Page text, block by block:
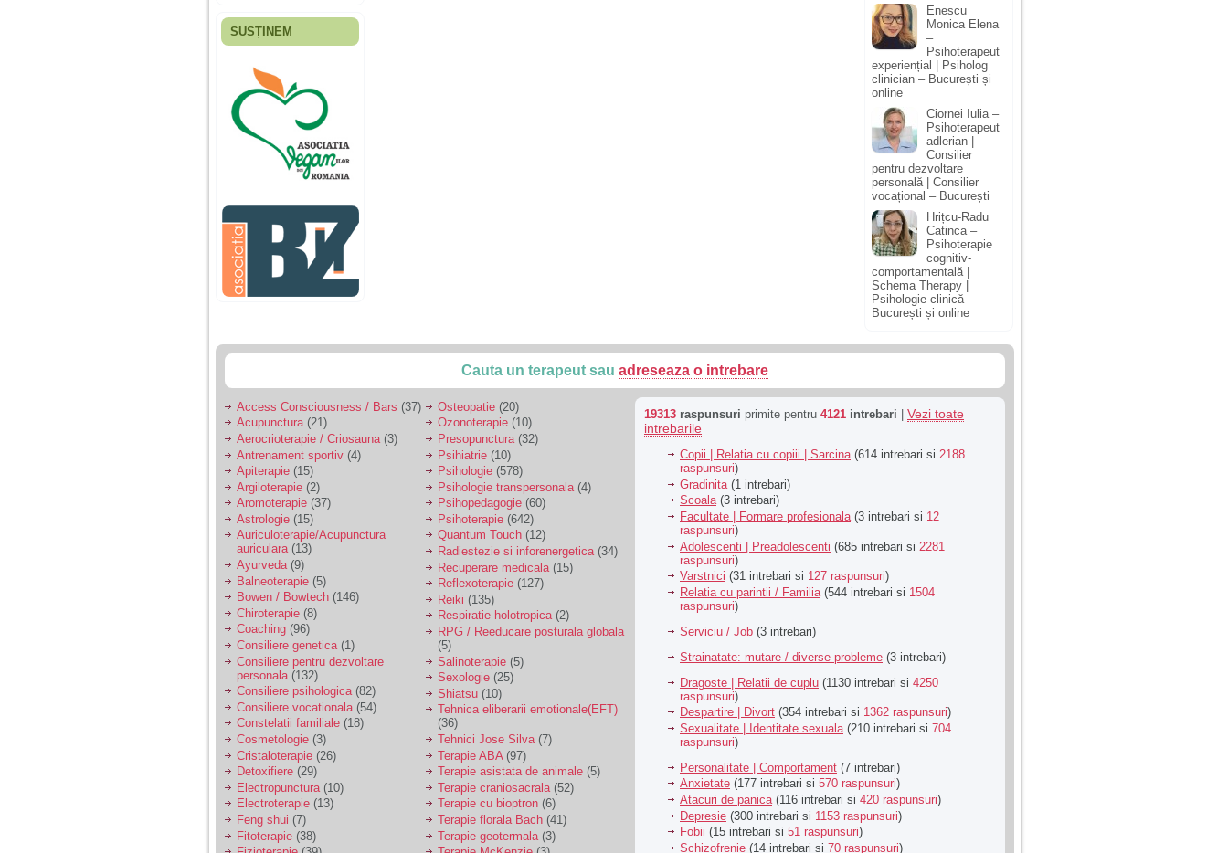
Fiica mea s-a nascut
ani, privind in urma
realizez cat de multe
greseli am facut in
educatia si cresterea
ei, am fost o mama
egoista, preocupata
de implinirea
profesionala, cand ea
era mica am neglijat-
agresiva, orice
greseala era taxata cu
o palma sau pedepse.
De 4 ani am o relatie
serioasa cu un barbat
sa se manifeste o
Ma aflu aici pentru ca
vreau sa stiu daca am
nevoie de un psiholog
sau psihiatru.
Sunt casatorita, am
31 de ani si un copil in
varsta de 2 ani care
mi-e lumina ochilor.
De ceva timp simt ca
mi s-a adunat
oboseala, o oboseala
cronica de care nu pot
scapa si simt ca din
cauza ei nu pot
controla nervii si
cateodata are copilul
de suferit.
Am o bariera peste
care nu pot trece:
prietena mea a ramas
insarcinata cu o fata.
Am fost de comun
acord sa facem un
copil, cu gandul ca e
baiat.
SUSȚINEM
Enescu
Monica Elena
–
Psihoterapeut
experiențial | Psiholog
clinician – București și
online
Ciornei Iulia –
Psihoterapeut
adlerian |
Consilier
pentru dezvoltare
personală | Consilier
vocațional – București
Hrițcu-Radu
Catinca –
Psihoterapie
cognitiv-
comportamentală |
Schema Therapy |
Psihologie clinică –
București și online
Cauta un terapeut sau adreseaza o intrebare
Access Consciousness / Bars (37)
Acupunctura(21)
Aerocrioterapie / Criosauna (3)
Antrenament sportiv (4)
Apiterapie (15)
Argiloterapie (2)
Aromoterapie (37)
Astrologie (15)
Auriculoterapie/Acupunctura
auriculara(13)
Ayurveda(9)
Balneoterapie (5)
Bowen / Bowtech (146)
Chiroterapie (8)
Coaching (96)
Consiliere genetica(1)
Consiliere pentru dezvoltare
personala (132)
Consiliere psihologica(82)
Consiliere vocationala (54)
Constelatii familiale (18)
Cosmetologie (3)
Cristaloterapie (26)
Detoxifiere (29)
Electropunctura (10)
Electroterapie (13)
Feng shui (7)
Fitoterapie (38)
Osteopatie (20)
Ozonoterapie (10)
Presopunctura (32)
Psihiatrie (10)
Psihologie (578)
Psihologie transpersonala (4)
Psihopedagogie (60)
Psihoterapie (642)
Quantum Touch (12)
Radiestezie si inforenergetica(34)
Recuperare medicala (15)
Reflexoterapie (127)
Reiki (135)
Respiratie holotropica(2)
RPG / Reeducare posturala globala
(5)
Salinoterapie (5)
Sexologie (25)
Shiatsu (10)
Tehnica eliberarii emotionale(EFT)
(36)
Tehnici Jose Silva(7)
Terapie ABA (97)
Terapie asistata de animale (5)
Terapie craniosacrala (52)
Terapie cu bioptron (6)
Terapie florala Bach (41)
Terapie geotermala (3)
19313 raspunsuri primite pentru 4121 intrebari
Vezi toate
intrebarile
Copii | Relatia cu copiii | Sarcina(614 intrebari si 2188
raspunsuri)
Gradinita (1 intrebari)
Scoala(3 intrebari)
Facultate | Formare profesionala (3 intrebari si 12
raspunsuri)
Adolescenti | Preadolescenti (685 intrebari si 2281
raspunsuri)
Varstnici (31 intrebari si 127 raspunsuri)
Relatia cu parintii / Familia (544 intrebari si 1504
raspunsuri)
Serviciu / Job (3 intrebari)
Strainatate: mutare / diverse probleme (3 intrebari)
Dragoste | Relatii de cuplu (1130 intrebari si 4250
raspunsuri)
Despartire | Divort (354 intrebari si 1362 raspunsuri)
Sexualitate | Identitate sexuala (210 intrebari si 704
raspunsuri)
Personalitate | Comportament (7 intrebari)
Anxietate (177 intrebari si 570 raspunsuri)
Atacuri de panica(116 intrebari si 420 raspunsuri)
Depresie (300 intrebari si 1153 raspunsuri)
Fobii (15 intrebari si 51 raspunsuri)
Schizofrenie (14 intrebari si 70 raspunsuri)